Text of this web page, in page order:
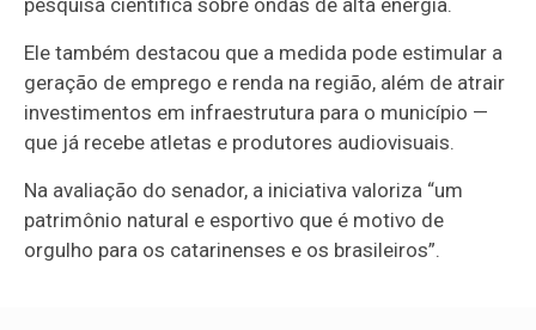
pesquisa científica sobre ondas de alta energia.
Ele também destacou que a medida pode estimular a
geração de emprego e renda na região, além de atrair
investimentos em infraestrutura para o município —
que já recebe atletas e produtores audiovisuais.
Na avaliação do senador, a iniciativa valoriza “um
patrimônio natural e esportivo que é motivo de
orgulho para os catarinenses e os brasileiros”.